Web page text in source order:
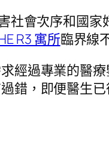
社會次序和國家
R3 寓所臨界線
求經過專業的醫
錯，即便醫生